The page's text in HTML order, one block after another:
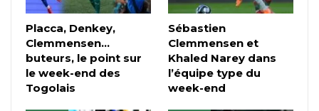
Placca, Denkey,
Clemmensen…
buteurs, le point sur
le week-end des
Togolais
Sébastien
Clemmensen et
Khaled Narey dans
l’équipe type du
week-end